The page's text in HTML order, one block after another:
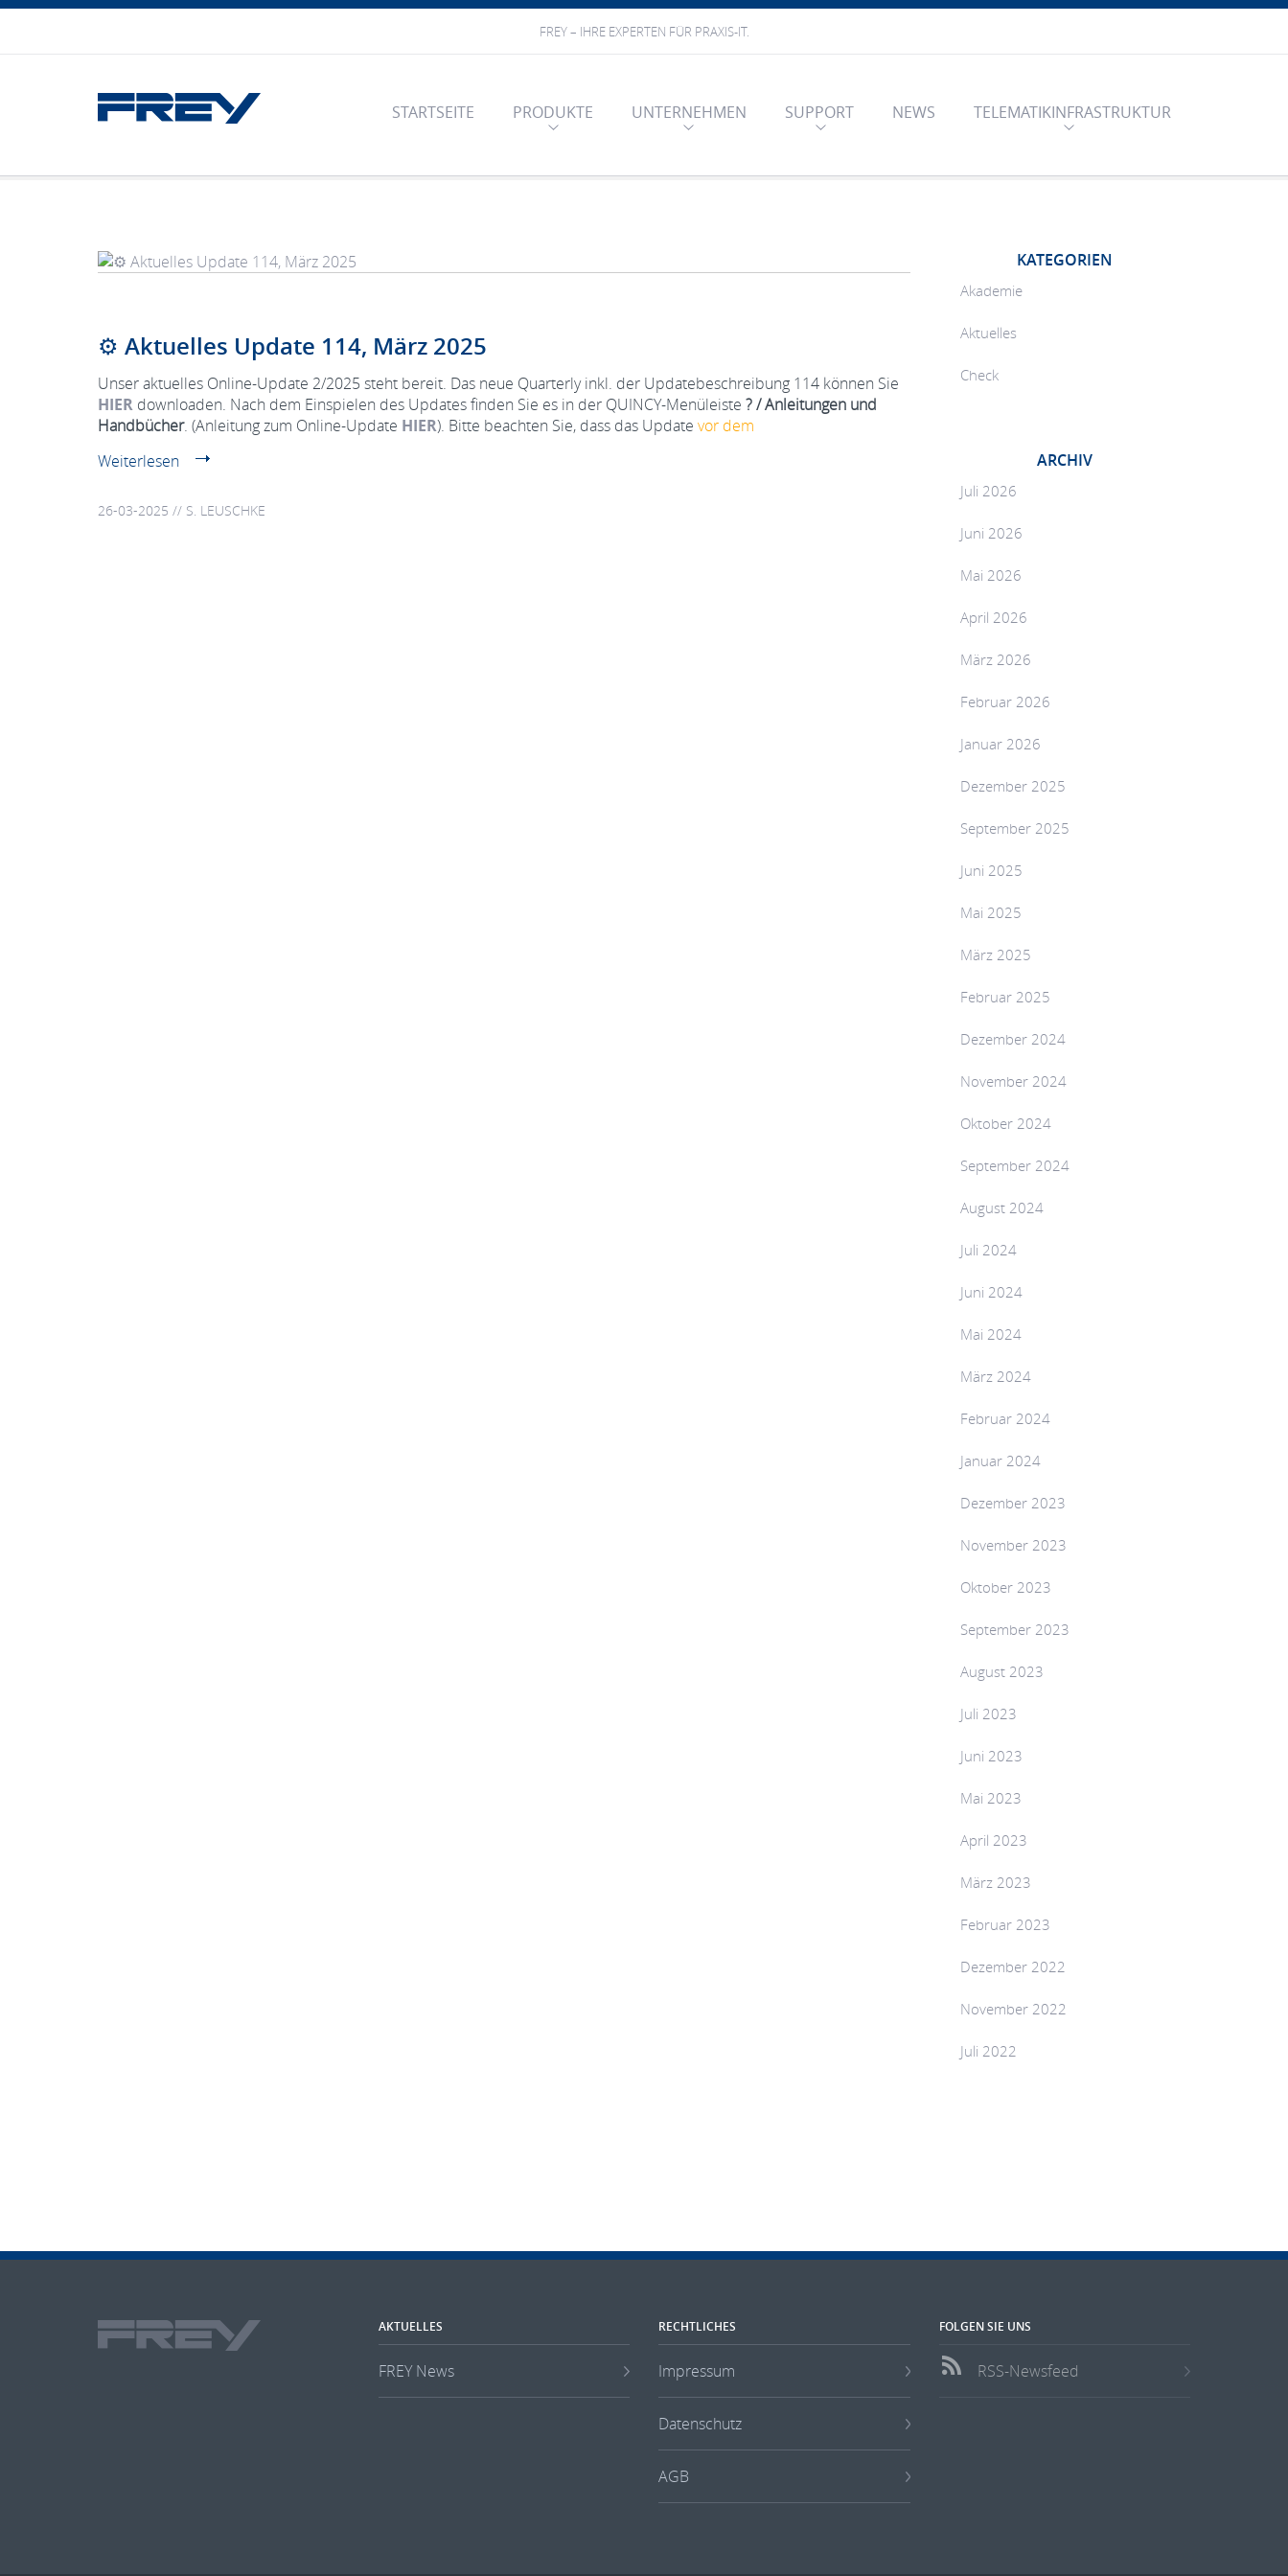
FREY – IHRE EXPERTEN FÜR PRAXIS-IT.
STARTSEITE PRODUKTE UNTERNEHMEN SUPPORT NEWS TELEMATIKINFRASTRUKTUR
⚙️ Aktuelles Update 114, März 2025
Unser aktuelles Online-Update 2/2025 steht bereit. Das neue Quarterly inkl. der Updatebeschreibung 114 können Sie
HIER downloaden. Nach dem Einspielen des Updates finden Sie es in der QUINCY-Menüleiste ? / Anleitungen und
Handbücher. (Anleitung zum Online-Update HIER). Bitte beachten Sie, dass das Update vor dem
Weiterlesen
26-03-2025 // S. LEUSCHKE
KATEGORIEN
Akademie
Aktuelles
Check
ARCHIV
Juli 2026
Juni 2026
Mai 2026
April 2026
März 2026
Februar 2026
Januar 2026
Dezember 2025
September 2025
Juni 2025
Mai 2025
März 2025
Februar 2025
Dezember 2024
November 2024
Oktober 2024
September 2024
August 2024
Juli 2024
Juni 2024
Mai 2024
März 2024
Februar 2024
Januar 2024
Dezember 2023
November 2023
Oktober 2023
September 2023
August 2023
Juli 2023
Juni 2023
Mai 2023
April 2023
März 2023
Februar 2023
Dezember 2022
November 2022
Juli 2022
AKTUELLES
FREY News
RECHTLICHES
Impressum
Datenschutz
AGB
FOLGEN SIE UNS
RSS-Newsfeed